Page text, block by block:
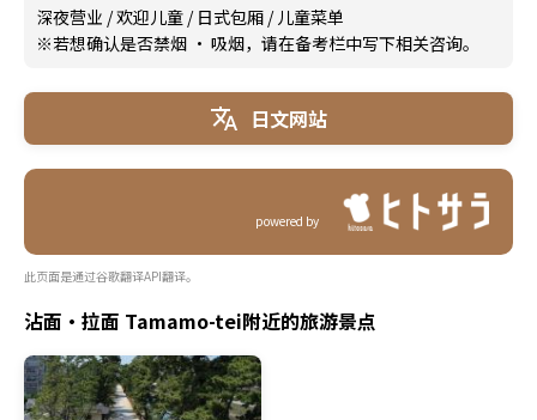
深夜营业 /欢迎儿童 / 日式包厢 /儿童菜单
※若想确认是否禁烟 · 吸烟，请在备考栏中写下相关咨询。
日文网站
powered by
此页面是通过谷歌翻译API翻译。
沾面・拉面 Tamamo-tei附近的旅游景点